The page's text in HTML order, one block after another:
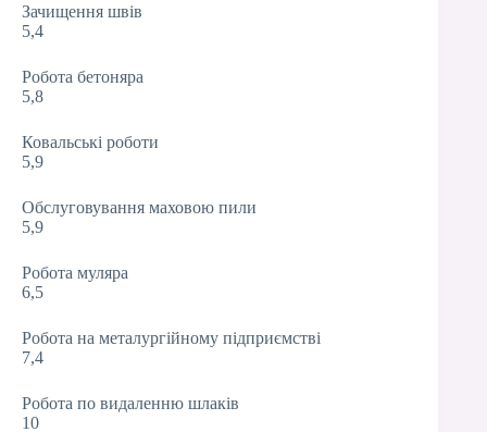
Зачищення швів
5,4
Робота бетоняра
5,8
Ковальські роботи
5,9
Обслуговування маховою пили
5,9
Робота муляра
6,5
Робота на металургійному підприємстві
7,4
Робота по видаленню шлаків
10